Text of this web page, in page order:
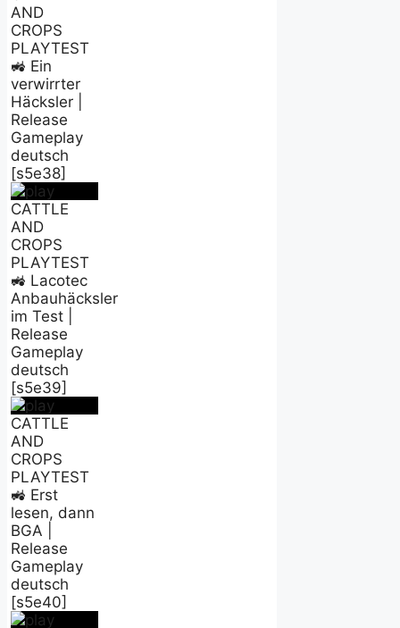
AND
CROPS
PLAYTEST
🚜 Ein
verwirrter
Häcksler |
Release
Gameplay
deutsch
[s5e38]
CATTLE
AND
CROPS
PLAYTEST
🚜 Lacotec
Anbauhäcksler
im Test |
Release
Gameplay
deutsch
[s5e39]
CATTLE
AND
CROPS
PLAYTEST
🚜 Erst
lesen, dann
BGA |
Release
Gameplay
deutsch
[s5e40]